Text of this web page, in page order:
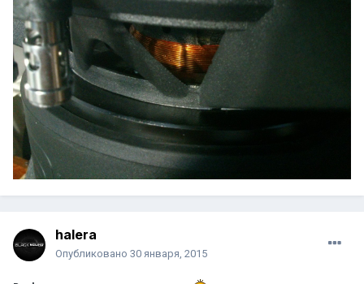
halera
Опубликовано 30 января, 2015